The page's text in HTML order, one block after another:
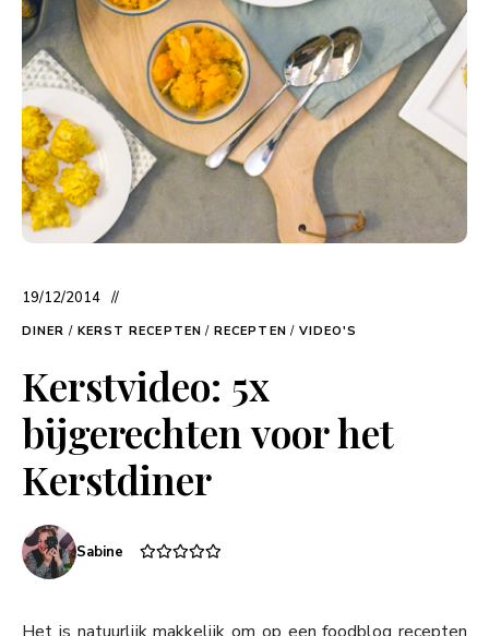
19/12/2014
DINER / KERST RECEPTEN / RECEPTEN / VIDEO'S
Kerstvideo: 5x
bijgerechten voor het
Kerstdiner
Sabine